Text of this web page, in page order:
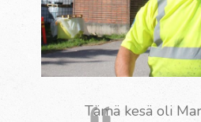
Tämä kesä oli